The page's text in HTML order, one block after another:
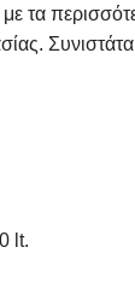
τα
lt.